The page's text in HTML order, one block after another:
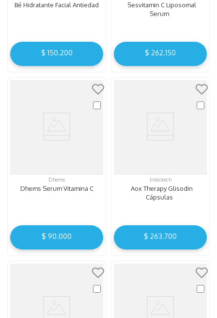
Bé Hidratante Facial Antiedad
$ 150.200
Sesvitamin C Liposomal
Serum
$ 262.150
Dhems
Dhems Serum Vitamina C
$ 90.000
Inbiotech
Aox Therapy Glisodin
Cápsulas
$ 263.700